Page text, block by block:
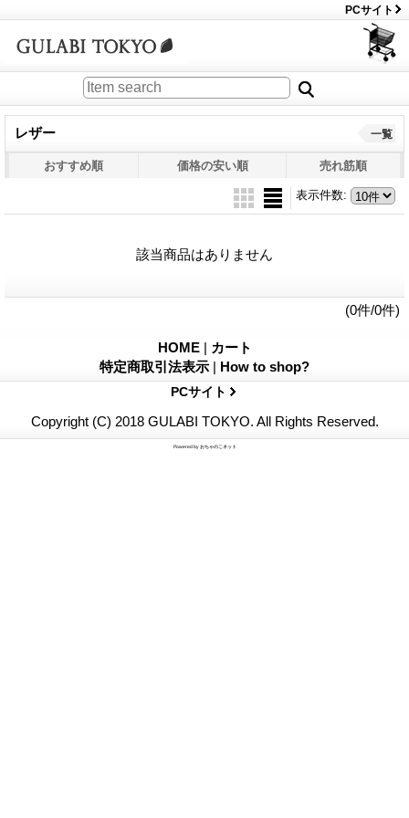
PCサイト
レザー 一覧
おすすめ順 価格の安い順 売れ筋順
表示件数:
該当商品はありません
(0件/0件)
HOME | カート
特定商取引法表示 | How to shop?
PCサイト
Copyright (C) 2018 GULABI TOKYO. All Rights Reserved.
Powered byおちゃのこネット